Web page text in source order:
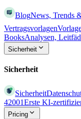
BlogNews, Trends
Vertragsvorlagen
BooksAnalysen,
Sicherheit
Sicherheit
Sicherheit
42001Erste KI-
Pricing